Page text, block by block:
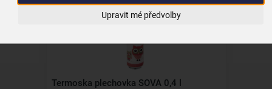
Upravit mé předvolby
Termoska plechovka SOVA 0,4 l